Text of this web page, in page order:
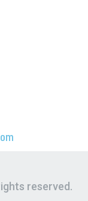
reserved.